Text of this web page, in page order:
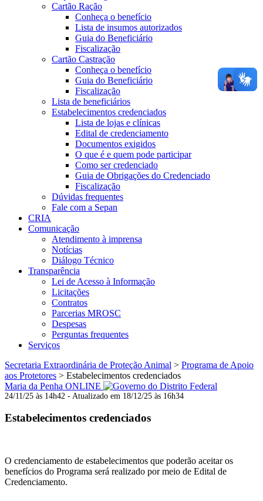
Cartão Ração
Conheça o benefício
Lista de insumos autorizados
Guia do Beneficiário
Fiscalização
Cartão Castração
Conheça o benefício
Guia do Beneficiário
Fiscalização
Lista de beneficiários
Estabelecimentos credenciados
Lista de lojas e clínicas
Edital de credenciamento
Documentos exigidos
O que é e quem pode participar
Como ser credenciado
Guia de Obrigações do Credenciado
Fiscalização
Dúvidas frequentes
Fale com a Sepan
CRIA
Comunicação
Atendimento à imprensa
Notícias
Diálogo Técnico
Transparência
Lei de Acesso à Informação
Licitações
Contratos
Parcerias MROSC
Despesas
Perguntas frequentes
Serviços
Secretaria Extraordinária de Proteção Animal > Programa de Apoio
aos Protetores > Estabelecimentos credenciados
Maria da Penha ONLINE
24/11/25 às 14h42 - Atualizado em 18/12/25 às 16h34
Estabelecimentos credenciados
O credenciamento de estabelecimentos que poderão aceitar os
benefícios do Programa será realizado por meio de Edital de
Credenciamento.